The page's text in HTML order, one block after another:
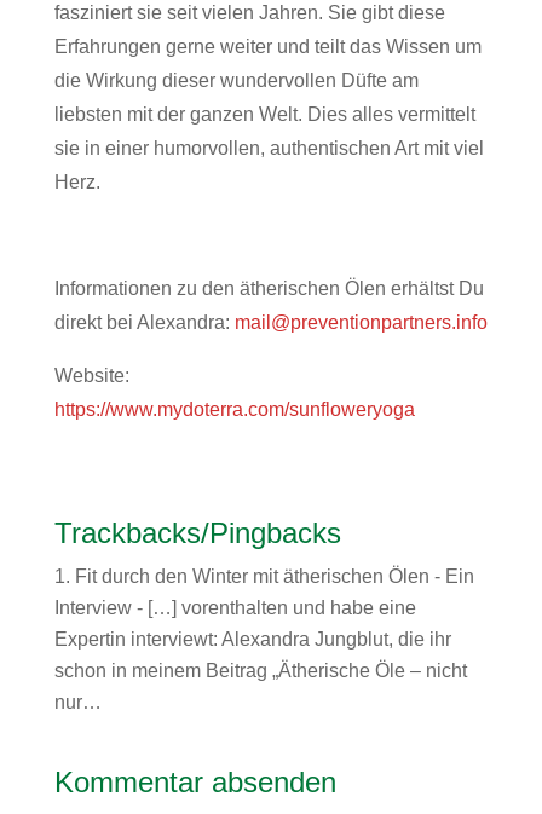
fasziniert sie seit vielen Jahren. Sie gibt diese
Erfahrungen gerne weiter und teilt das Wissen um
die Wirkung dieser wundervollen Düfte am
liebsten mit der ganzen Welt. Dies alles vermittelt
sie in einer humorvollen, authentischen Art mit viel
Herz.
Informationen zu den ätherischen Ölen erhältst Du
direkt bei Alexandra: mail@preventionpartners.info
Website:
https://www.mydoterra.com/sunfloweryoga
Trackbacks/Pingbacks
Fit durch den Winter mit ätherischen Ölen - Ein
Interview- […] vorenthalten und habe eine
Expertin interviewt: Alexandra Jungblut, die ihr
schon in meinem Beitrag „Ätherische Öle – nicht
nur…
Kommentar absenden